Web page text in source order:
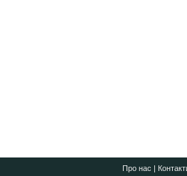
Про нас |